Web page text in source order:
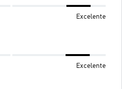
Excelente
Excelente